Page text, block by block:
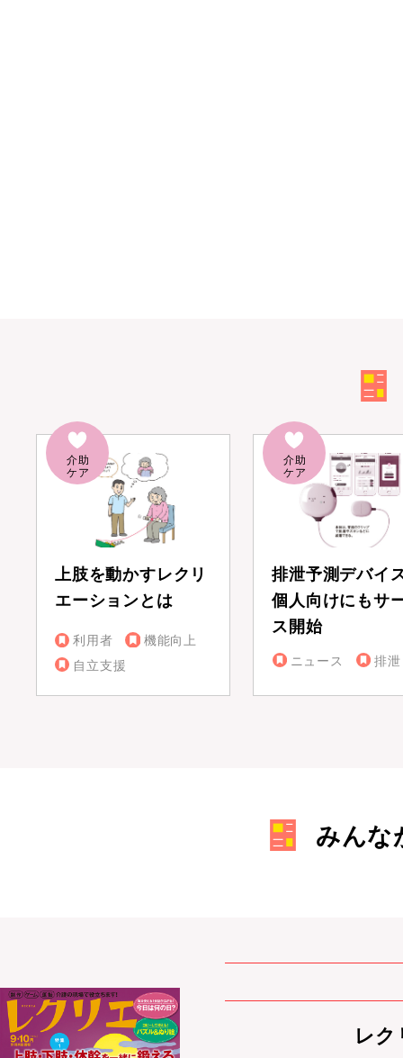
上肢を動かすレクリ
エーションとは
利用者
機能向上
自立支援
排泄予測デバイ
個人向けにもサ
ス開始
ニュース 排泄
みんな
レ